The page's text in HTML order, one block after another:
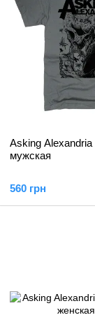
Asking
мужская
560 грн